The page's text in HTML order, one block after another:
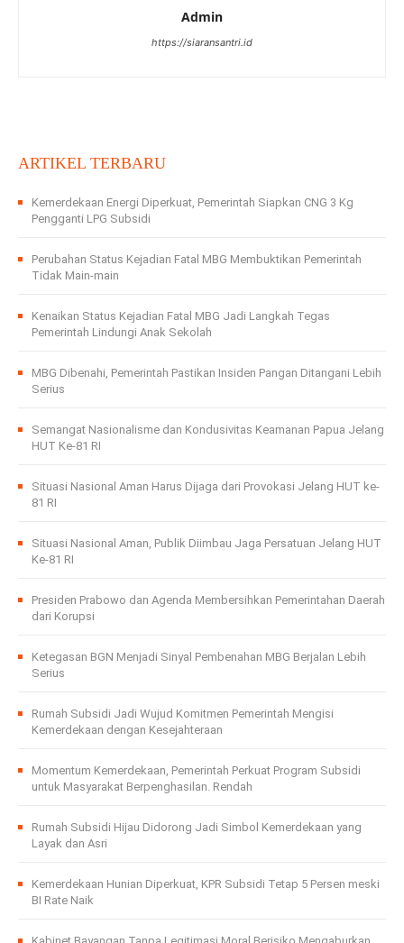
Admin
https://siaransantri.id
ARTIKEL TERBARU
Kemerdekaan Energi Diperkuat, Pemerintah Siapkan CNG 3 Kg
Pengganti LPG Subsidi
Perubahan Status Kejadian Fatal MBG Membuktikan Pemerintah
Tidak Main-main
Kenaikan Status Kejadian Fatal MBG Jadi Langkah Tegas
Pemerintah Lindungi Anak Sekolah
MBG Dibenahi, Pemerintah Pastikan Insiden Pangan Ditangani Lebih
Serius
Semangat Nasionalisme dan Kondusivitas Keamanan Papua Jelang
HUT Ke-81 RI
Situasi Nasional Aman Harus Dijaga dari Provokasi Jelang HUT ke-
81 RI
Situasi Nasional Aman, Publik Diimbau Jaga Persatuan Jelang HUT
Ke-81 RI
Presiden Prabowo dan Agenda Membersihkan Pemerintahan Daerah
dari Korupsi
Ketegasan BGN Menjadi Sinyal Pembenahan MBG Berjalan Lebih
Serius
Rumah Subsidi Jadi Wujud Komitmen Pemerintah Mengisi
Kemerdekaan dengan Kesejahteraan
Momentum Kemerdekaan, Pemerintah Perkuat Program Subsidi
untuk Masyarakat Berpenghasilan. Rendah
Rumah Subsidi Hijau Didorong Jadi Simbol Kemerdekaan yang
Layak dan Asri
Kemerdekaan Hunian Diperkuat, KPR Subsidi Tetap 5 Persen meski
BI Rate Naik